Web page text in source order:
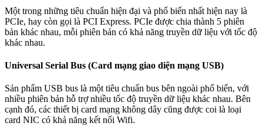
Một trong những tiêu chuẩn hiện đại và phổ biến nhất hiện nay là
PCIe, hay còn gọi là PCI Express. PCIe được chia thành 5 phiên
bản khác nhau, mỗi phiên bản có khả năng truyền dữ liệu với tốc độ
khác nhau.
Universal Serial Bus (Card mạng giao diện mạng USB)
Sản phẩm USB bus là một tiêu chuẩn bus bên ngoài phổ biến, với
nhiều phiên bản hỗ trợ nhiều tốc độ truyền dữ liệu khác nhau. Bên
cạnh đó, các thiết bị card mạng không dây cũng được coi là loại
card NIC có khả năng kết nối Wifi.